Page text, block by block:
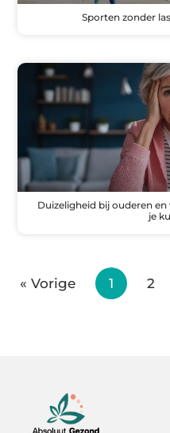
Sporten zonder
Duizeligheid bij ouderen en
je
« Vorige 1 2